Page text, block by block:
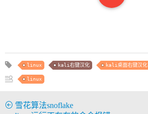
linux kali右键汉化 kali桌面右键汉化
linux
雪花算法snoflake